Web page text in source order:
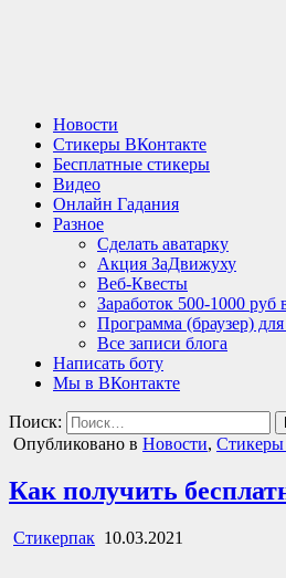
Новости
Стикеры ВКонтакте
Бесплатные стикеры
Видео
Онлайн Гадания
Разное
Сделать аватарку
Акция ЗаДвижуху
Веб-Квесты
Заработок 500-1000 руб
Программа (браузер)
Все записи блога
Написать боту
Мы в ВКонтакте
Поиск:
Опубликовано в Новости, Стикеры
Как получить
Стикерпак 10.03.2021